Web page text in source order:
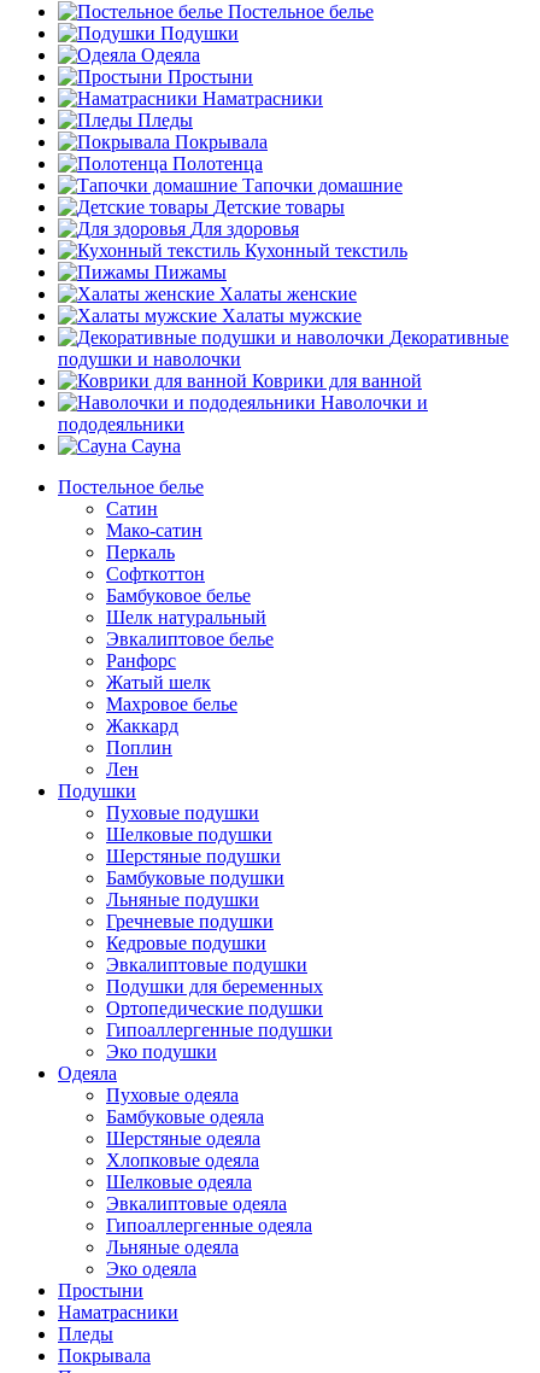
Постельное белье
Подушки
Одеяла
Простыни
Наматрасники
Пледы
Покрывала
Полотенца
Тапочки домашние
Детские товары
Для здоровья
Кухонный текстиль
Пижамы
Халаты женские
Халаты мужские
Декоративные
подушки и наволочки
Коврики для ванной
Наволочки и
пододеяльники
Сауна
Постельное белье
Сатин
Мако-сатин
Перкаль
Софткоттон
Бамбуковое белье
Шелк натуральный
Эвкалиптовое белье
Ранфорс
Жатый шелк
Махровое белье
Жаккард
Поплин
Лен
Подушки
Пуховые подушки
Шелковые подушки
Шерстяные подушки
Бамбуковые подушки
Льняные подушки
Гречневые подушки
Кедровые подушки
Эвкалиптовые подушки
Подушки для беременных
Ортопедические подушки
Гипоаллергенные подушки
Эко подушки
Одеяла
Пуховые одеяла
Бамбуковые одеяла
Шерстяные одеяла
Хлопковые одеяла
Шелковые одеяла
Эвкалиптовые одеяла
Гипоаллергенные одеяла
Льняные одеяла
Эко одеяла
Простыни
Наматрасники
Пледы
Покрывала